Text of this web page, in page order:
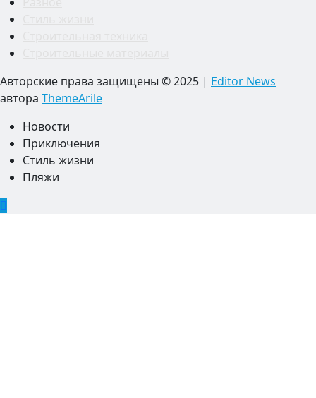
Авторские права защищены © 2025 | Editor News
автора ThemeArile
Новости
Приключения
Стиль жизни
Пляжи